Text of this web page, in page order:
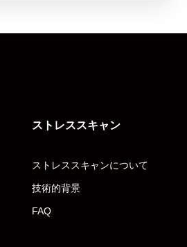
ストレススキャン
ストレススキャンについて
技術的背景
FAQ